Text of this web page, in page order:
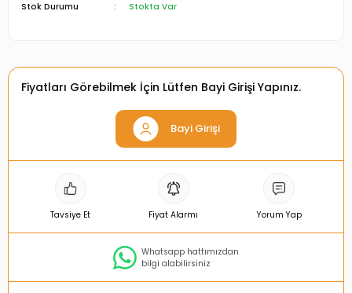
Stok Durumu
Stokta Var
Fiyatları Görebilmek İçin Lütfen Bayi Girişi Yapınız.
Bayi Girişi
Tavsiye Et Fiyat Alarmı Yorum Yap
Whatsapp hattımızdan
bilgi alabilirsiniz